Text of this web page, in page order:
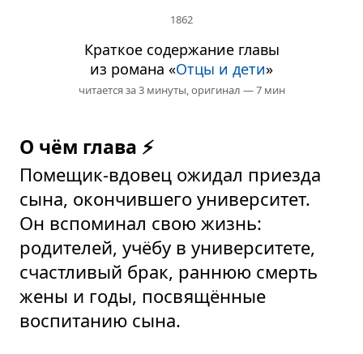
1862
Краткое содержание главы
из романа «Отцы и дети»
читается за 3 минуты, оригинал — 7 мин
О чём глава ⚡
Помещик-вдовец ожидал приезда
сына, окончившего университет.
Он вспоминал свою жизнь:
родителей, учёбу в университете,
счастливый брак, раннюю смерть
жены и годы, посвящённые
воспитанию сына.